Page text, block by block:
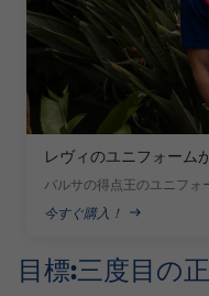
レヴィのユニフォーム
バルサの得点王のユニフォ
今すぐ購入！
PUBLISHED NEWS
目標:三度目の